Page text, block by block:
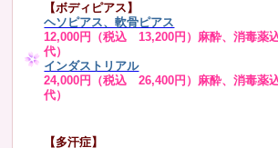
【ボディピアス】
ヘソピアス、軟骨ピアス
12,000円（税込 13,200円）麻酔、消毒薬
代）
インダストリアル
24,000円（税込 26,400円）麻酔、消毒薬
代）
【多汗症】